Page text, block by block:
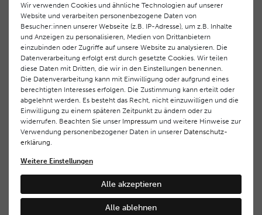
Hohe Servicequalität und ein exzellentes Markenimage
haben bei THALGO COSMETICoberste Priorität.
Anspruchsvollen Endverbrauchern möchten wir ein
hohes Qualitätsniveau und gleichzeitig eine
überdurchschnittliche Behandlungs- und Serviceleistung
gewährleisten. Deshalb haben wir ein selektives
Vertriebssystem eingeführt.THALGO COSMETICPartner
werden auf diese Weise wirtschaftlich unterstützt,
während Endverbrauchern eine stets gleichbleibend hohe
Dienstleistungsqualität und ein innovatives Produkt- und
Behandlungsprogramm geboten wird.
THALGO COSMETIC
bitte Kontakt mit uns auf.
Kontakt aufnehmen
Wir verwenden Cookies und ähnliche Technologien auf unserer
Website und verarbeiten personenbezogene Daten von
Besucher:innen unserer Webseite (z.B. IP-Adresse), um z.B. Inhalte
und Anzeigen zu personalisieren, Medien von Drittanbietern
einzubinden oder Zugriffe auf unsere Website zu analysieren. Die
Datenverarbeitung erfolgt erst durch gesetzte Cookies. Wir teilen
diese Daten mit Dritten, die wir in den Einstellungen benennen.
Die Datenverarbeitung kann mit Einwilligung oder aufgrund eines
berechtigten Interesses erfolgen. Die Zustimmung kann erteilt oder
abgelehnt werden. Es besteht das Recht, nicht einzuwilligen und die
Einwilligung zu einem späteren Zeitpunkt zu ändern oder zu
widerrufen. Beachten Sie unser Impressum und weitere Hinweise zur
Verwendung personenbezogener Daten in unserer Daten­schutz­
erklärung
Weitere Einstellungen
Alle akzeptieren
Alle ablehnen